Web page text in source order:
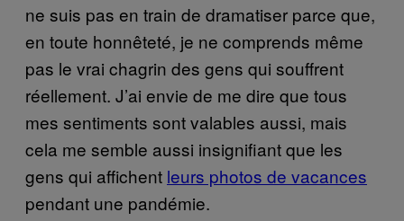
ne suis pas en train de dramatiser parce que,
en toute honnêteté, je ne comprends même
pas le vrai chagrin des gens qui souffrent
réellement. J’ai envie de me dire que tous
mes sentiments sont valables aussi, mais
cela me semble aussi insignifiant que les
gens qui affichent leurs photos de vacances
pendant une pandémie.